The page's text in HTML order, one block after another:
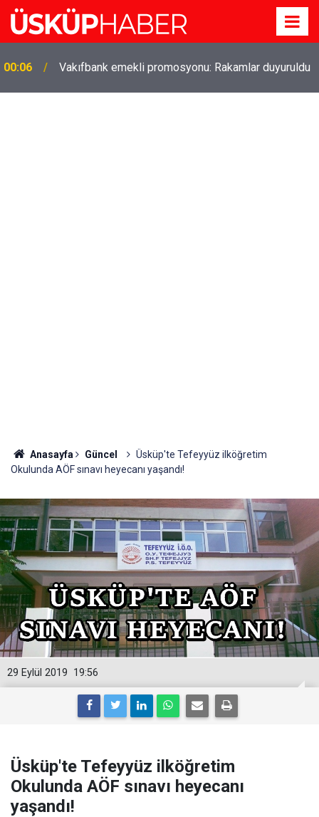
00:06 Vakıfbank emekli promosyonu: Rakamlar duyuruldu
19:21
Gözde oldu! Hem köy hem mahalle hayatı iç içe!
İzmir'deki doğal semt
Anasayfa Güncel
Üsküp'te Tefeyyüz ilköğretim
Okulunda AÖF sınavı heyecanı yaşandı!
19:56
29 Eylül 2019
Üsküp'te Tefeyyüz ilköğretim
Okulunda AÖF sınavı heyecanı
yaşandı!